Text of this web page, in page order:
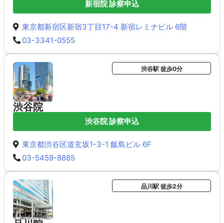
新宿院 診察申込
東京都新宿区新宿3丁目17-4 新宿レミナビル 6階
03-3341-0555
渋谷院
渋谷駅 徒歩0分
渋谷院 診察申込
東京都渋谷区道玄坂1-3-1 飯島ビル 6F
03-5459-8885
品川駅 徒歩2分